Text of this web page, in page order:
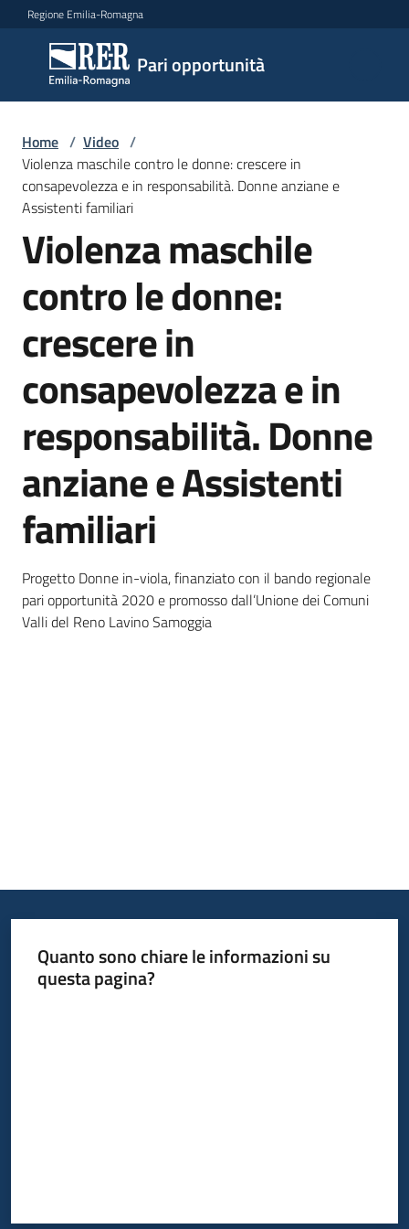
Vai al contenuto
Vai alla navigazione
Vai al footer
Regione Emilia-Romagna
Pari opportunità
Pari
opportunità
Argomenti
Novità
Servizi
Leggi
Atti
Bandi
Piani
Programmi
Progetti
Seguici
su
Home / Video /
Violenza maschile contro le donne: crescere in
consapevolezza e in responsabilità. Donne anziane e
Assistenti familiari
Violenza maschile
contro le donne:
crescere in
consapevolezza e in
responsabilità. Donne
anziane e Assistenti
familiari
Progetto Donne in-viola, finanziato con il bando regionale
pari opportunità 2020 e promosso dall’Unione dei Comuni
Valli del Reno Lavino Samoggia
Quanto sono chiare le informazioni su
questa pagina?